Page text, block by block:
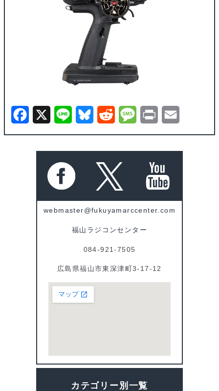
X
n
e
B
u
e
k
R
d
d
i
t
M
s
g
i
n
t
a
webmaster@fukuyamarccenter.com
福山ラジコンセンター
084-921-7505
広島県福山市東深津町3-17-12
カテゴリー別一覧